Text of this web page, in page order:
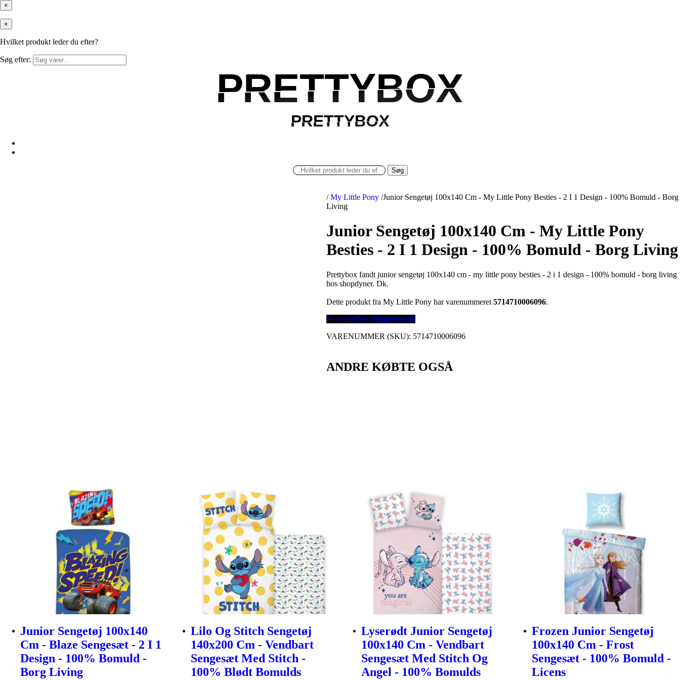
×
×
Hvilket produkt leder du efter?
Søg efter:
PRETTYBOX
PRETTYBOX
PRETTYBOX
PRETTYBOX
Søg
/ My Little Pony /Junior Sengetøj 100x140 Cm - My Little Pony Besties - 2 I 1 Design - 100% Bomuld - Borg
Living
Junior Sengetøj 100x140 Cm - My Little Pony
Besties - 2 I 1 Design - 100% Bomuld - Borg Living
Prettybox fandt junior sengetøj 100x140 cm - my little pony besties - 2 i 1 design - 100% bomuld - borg living
hos shopdyner. Dk.
Dette produkt fra My Little Pony har varenummeret5714710006096.
Se prisen hos Shopdyner.dk
VARENUMMER (SKU): 5714710006096
ANDRE KØBTE OGSÅ
Junior Sengetøj 100x140
Cm - Blaze Sengesæt - 2 I 1
Design - 100% Bomuld -
Borg Living
Lilo Og Stitch Sengetøj
140x200 Cm - Vendbart
Sengesæt Med Stitch -
100% Blødt Bomulds
Lyserødt Junior Sengetøj
100x140 Cm - Vendbart
Sengesæt Med Stitch Og
Angel - 100% Bomulds
Frozen Junior Sengetøj
100x140 Cm - Frost
Sengesæt - 100% Bomuld -
Licens